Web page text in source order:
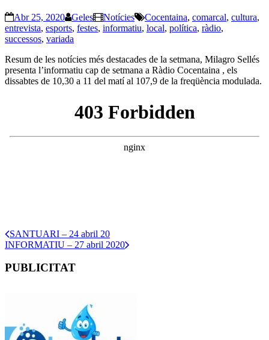
Abr 25, 2020 Geles Notícies Cocentaina, comarcal, cultura,
entrevista, esports, festes, informatiu, local, política, ràdio,
successos, variada
Resum de les notícies més destacades de la setmana, Milagro Sellés
presenta l’informatiu cap de setmana a Ràdio Cocentaina , els
dissabtes de 10,30 a 11 del matí al 107,9 de la freqüència modulada.
SANTUARI – 24 abril 20
INFORMATIU – 27 abril 2020
PUBLICITAT